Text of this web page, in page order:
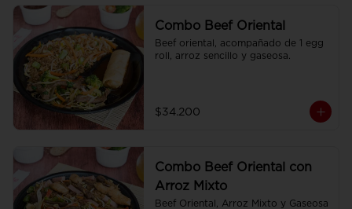
Combo Beef Oriental
Beef oriental, acompañado de 1 egg
roll, arroz sencillo y gaseosa.
$34.200
Combo Beef Oriental con
Arroz Mixto
Beef Oriental, Arroz Mixto y Gaseosa